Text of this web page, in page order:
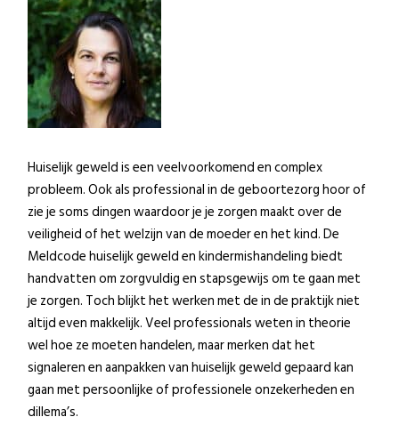
Huiselijk geweld is een veelvoorkomend en complex
probleem. Ook als professional in de geboortezorg hoor of
zie je soms dingen waardoor je je zorgen maakt over de
veiligheid of het welzijn van de moeder en het kind. De
Meldcode huiselijk geweld en kindermishandeling biedt
handvatten om zorgvuldig en stapsgewijs om te gaan met
je zorgen. Toch blijkt het werken met de in de praktijk niet
altijd even makkelijk. Veel professionals weten in theorie
wel hoe ze moeten handelen, maar merken dat het
signaleren en aanpakken van huiselijk geweld gepaard kan
gaan met persoonlijke of professionele onzekerheden en
dillema’s.